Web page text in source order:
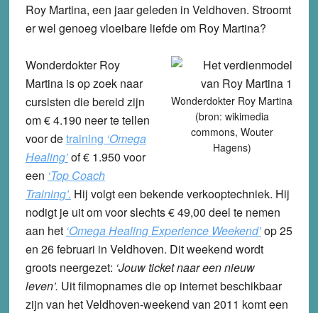
Roy Martina, een jaar geleden in Veldhoven. Stroomt
er wel genoeg vloeibare liefde om Roy Martina?
Wonderdokter Roy Martina
(bron: wikimedia
commons, Wouter
Hagens)
Wonderdokter Roy
Martina is op zoek naar
cursisten die bereid zijn
om € 4.190 neer te tellen
voor detraining ‘Omega
Healing’of € 1.950 voor
een ‘Top Coach
Training’. Hij volgt een bekende verkooptechniek. Hij
nodigt je uit om voor slechts € 49,00 deel te nemen
aan het ‘Omega Healing Experience Weekend’op 25
en 26 februari in Veldhoven. Dit weekend wordt
groots neergezet: ‘Jouw ticket naar een nieuw
leven’. Uit filmopnames die op internet beschikbaar
zijn van het Veldhoven-weekend van 2011 komt een